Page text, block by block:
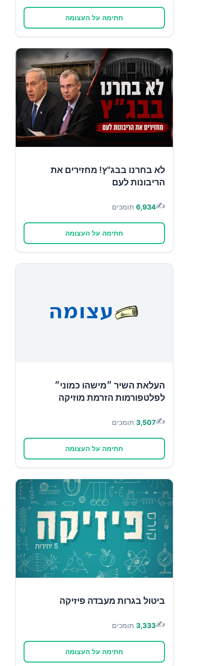
חתימה על העצומה
לא בחרנו בבג"ץ! מחזירים את
הריבונות לעם
✍️
6,934 תומכים
חתימה על העצומה
העלאת השיר ״מישהו כמוני״
לפלטפורמות הזרמת מוזיקה
✍️
3,507 תומכים
חתימה על העצומה
ביטול בגרות מעבדה פיזיקה
✍️
3,333 תומכים
חתימה על העצומה